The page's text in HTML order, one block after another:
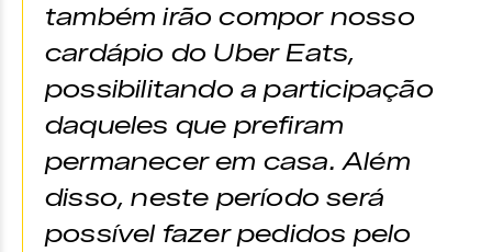
também irão compor nosso
cardápio do Uber Eats,
possibilitando a participação
daqueles que prefiram
permanecer em casa. Além
disso, neste período será
possível fazer pedidos pelo